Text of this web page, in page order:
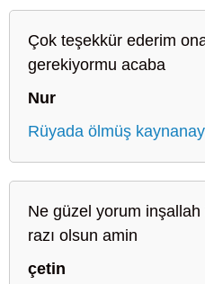
Çok teşekkür ederim
gerekiyormu acaba
Nur
Rüyada ölmüş
Ne güzel yorum inşallah
razı olsun amin
çetin